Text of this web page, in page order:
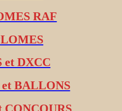
RAF
et DXCC
et BALLONS